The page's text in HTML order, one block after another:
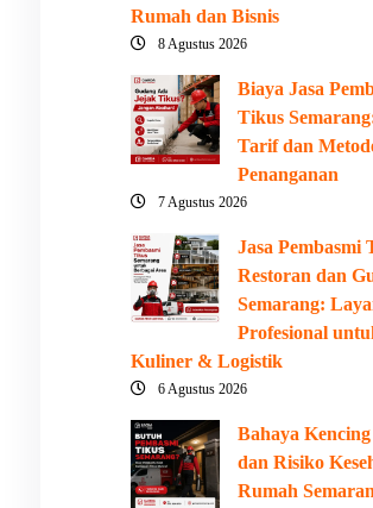
Rumah dan Bisnis
8 Agustus 2026
Biaya Jasa
Tikus
Tarif dan
Penanganan
7 Agustus 2026
Jasa Pembasmi
Restoran dan
Semarang:
Profesional
Kuliner & Logistik
6 Agustus 2026
Bahaya
dan Risiko
Rumah